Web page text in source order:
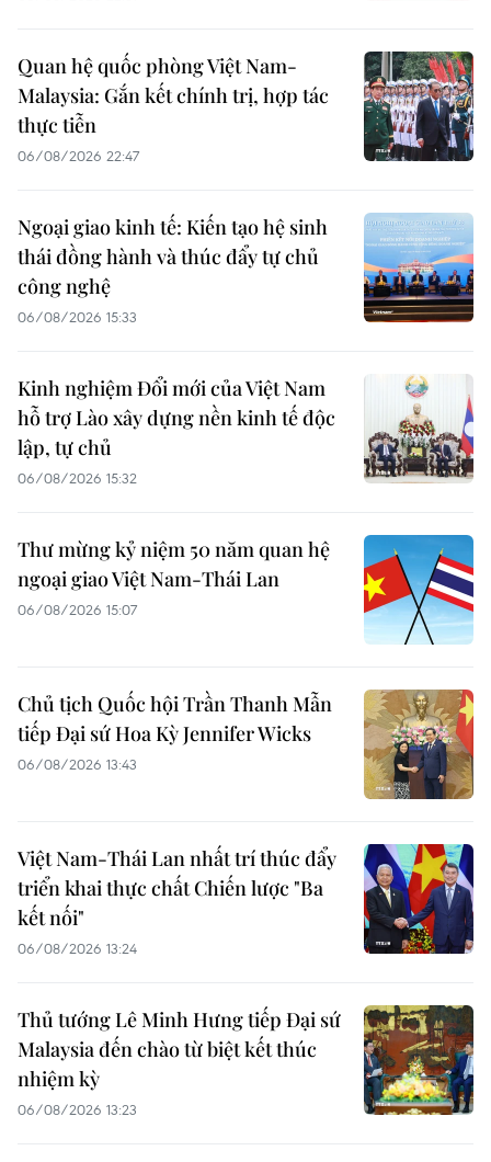
Quan hệ quốc phòng Việt Nam-
Malaysia: Gắn kết chính trị, hợp tác
thực tiễn
06/08/2026 22:47
Ngoại giao kinh tế: Kiến tạo hệ sinh
thái đồng hành và thúc đẩy tự chủ
công nghệ
06/08/2026 15:33
Kinh nghiệm Đổi mới của Việt Nam
hỗ trợ Lào xây dựng nền kinh tế độc
lập, tự chủ
06/08/2026 15:32
Thư mừng kỷ niệm 50 năm quan hệ
ngoại giao Việt Nam-Thái Lan
06/08/2026 15:07
Chủ tịch Quốc hội Trần Thanh Mẫn
tiếp Đại sứ Hoa Kỳ Jennifer Wicks
06/08/2026 13:43
Việt Nam-Thái Lan nhất trí thúc đẩy
triển khai thực chất Chiến lược "Ba
kết nối"
06/08/2026 13:24
Thủ tướng Lê Minh Hưng tiếp Đại sứ
Malaysia đến chào từ biệt kết thúc
nhiệm kỳ
06/08/2026 13:23